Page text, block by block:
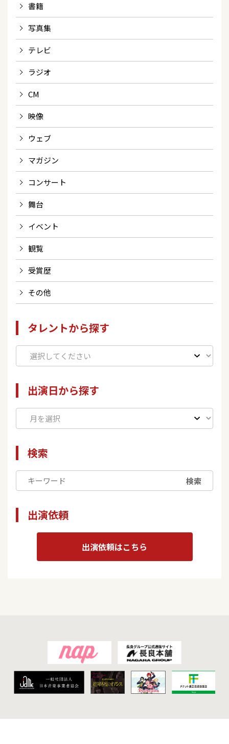
書籍
写真集
テレビ
ラジオ
CM
映像
ウェブ
マガジン
コンサート
舞台
イベント
観覧
受賞歴
その他
タレントから探す
出演日から探す
検索
検索
出演依頼
出演依頼はこちら